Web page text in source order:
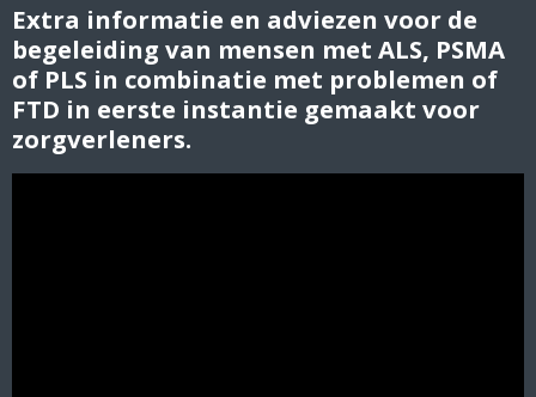
Extra informatie en adviezen voor de
begeleiding van mensen met ALS, PSMA
of PLS in combinatie met problemen of
FTD in eerste instantie gemaakt voor
zorgverleners.